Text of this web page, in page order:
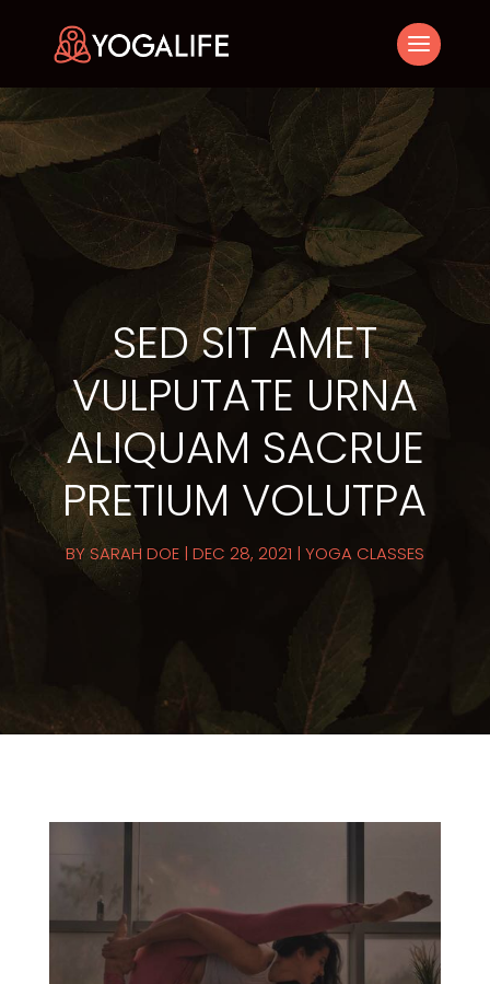
SED SIT AMET
VULPUTATE URNA
ALIQUAM SACRUE
PRETIUM VOLUTPA
BYSARAH DOE| DEC 28, 2021 | YOGA CLASSES